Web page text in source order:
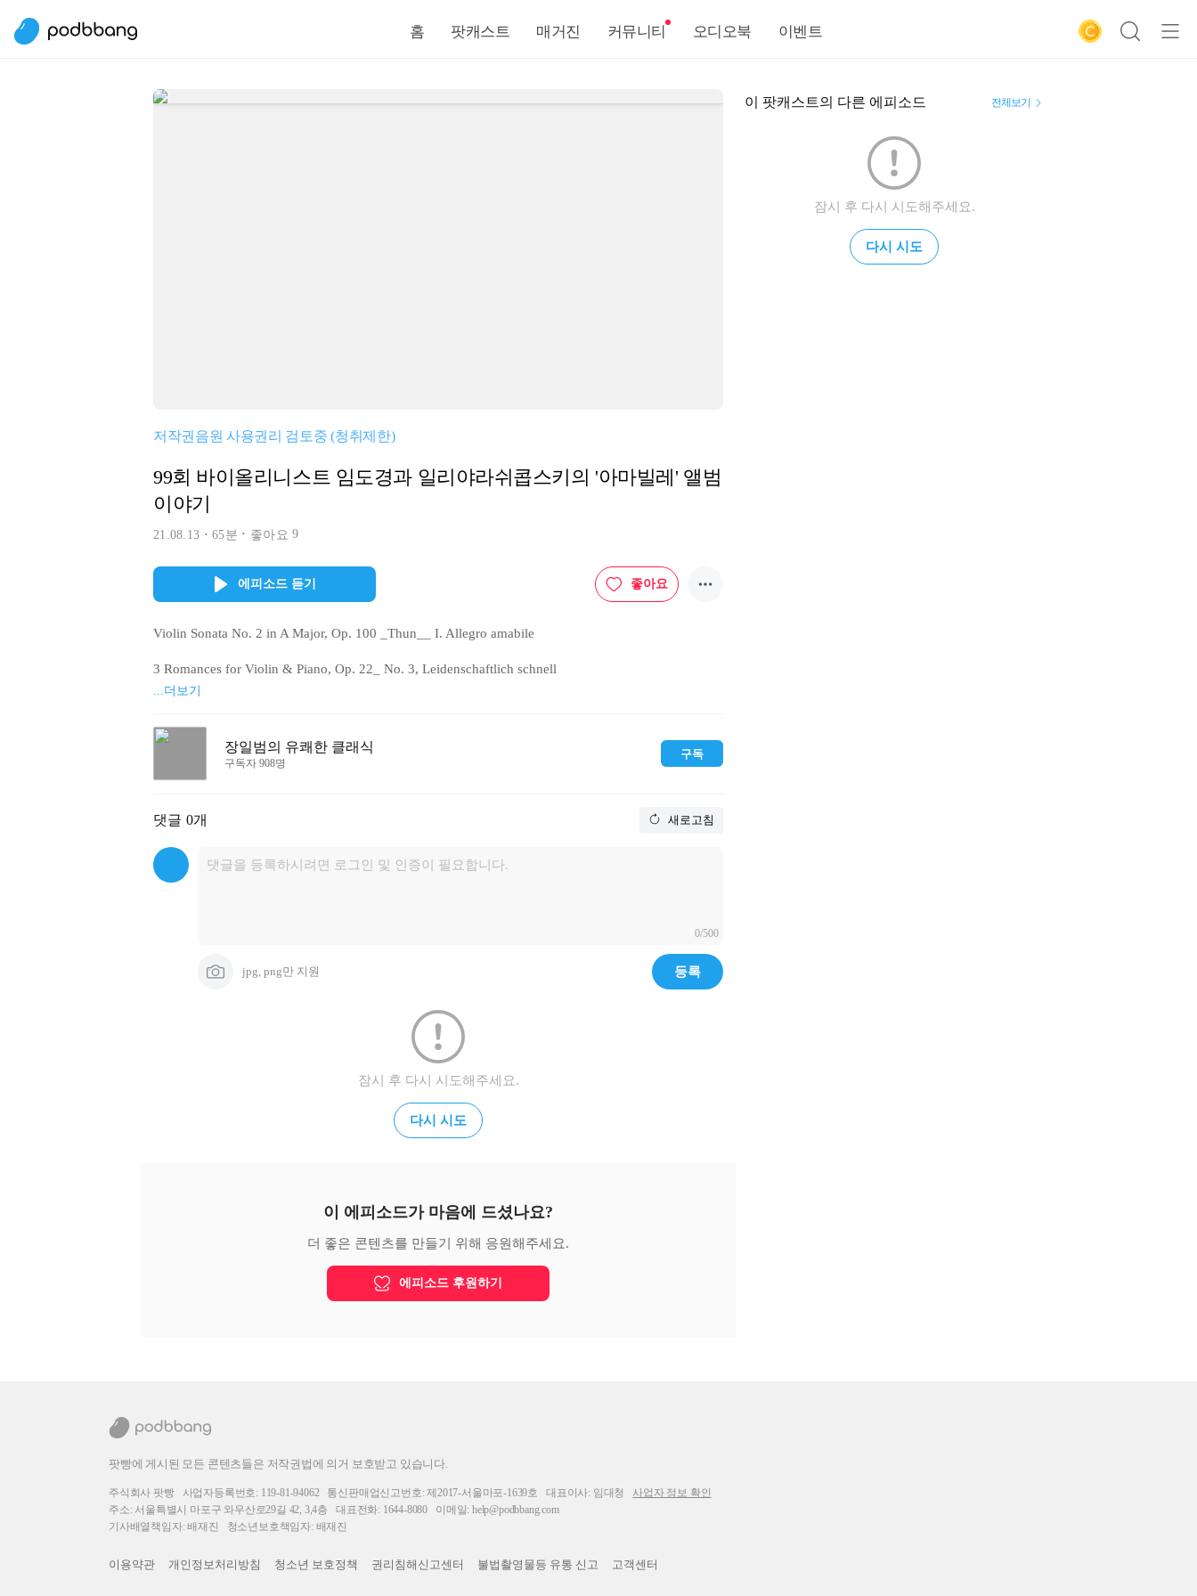
홈 팟캐스트 매거진 커뮤니티 오디오북 이벤트
저작권음원 사용권리 검토중 (청취제한)
99회 바이올리니스트 임도경과 일리야라쉬콥스키의 '아마빌레' 앨범
이야기
21.08.13 65분 좋아요9
에피소드 듣기 좋아요
Violin Sonata No. 2 in A Major, Op. 100 _Thun__ I. Allegro amabile
3 Romances for Violin & Piano, Op. 22_ No. 3, Leidenschaftlich schnell
Violin Sonata No. 3 in C Minor, Op. 45_ III. Allegro animato - Prestissimo
6 Romances, Op. 6, TH 93_ No. 6, None but the Lonely Heart (Arr. M. Elman for Violin & Piano)
...더보기
장일범의 유쾌한 클래식
구독자 908명
구독
댓글 0개 새로고침
0/500
jpg, png만 지원 등록
잠시 후 다시 시도해주세요.
다시 시도
이 에피소드가 마음에 드셨나요?
더 좋은 콘텐츠를 만들기 위해 응원해주세요.
에피소드 후원하기
이 팟캐스트의 다른 에피소드 전체보기
잠시 후 다시 시도해주세요.
다시 시도
팟빵에 게시된 모든 콘텐츠들은 저작권법에 의거 보호받고 있습니다.
주식회사 팟빵 사업자등록번호: 119-81-94062 통신판매업신고번호: 제2017-서울마포-1639호 대표이사: 임대청
사업자 정보 확인
주소: 서울특별시 마포구 와우산로29길 42, 3,4층
대표전화: 1644-8080
이메일: help@podbbang.com
기사배열책임자: 배재진
청소년보호책임자: 배재진
이용약관 개인정보처리방침 청소년 보호정책 권리침해신고센터 불법촬영물등 유통 신고 고객센터